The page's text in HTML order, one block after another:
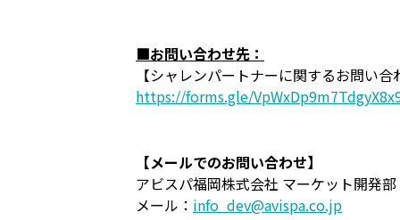
■お問い合わせ先：
【シャレンパートナーに関するお問い合
https://forms.gle/
【メールでのお問い合わせ】
アビスパ福岡株式会社 マーケット開発部
メール： info_dev@avispa.co.jp